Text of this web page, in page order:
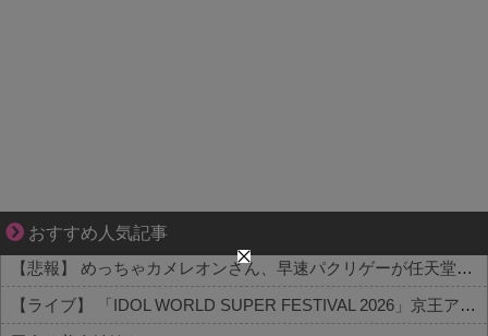
おすすめ人気記事
平穏が少しずつ壊れていく家族の物語。
【悲報】 めっちゃカメレオンさん、早速パクリゲーが任天堂ストアに登場してしまう……
【ライブ】 「IDOL WORLD SUPER FESTIVAL 2026」京王アリーナTOKYO開催決定